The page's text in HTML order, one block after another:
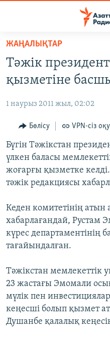
Skip
main
content
to
Navigation
Skip
to
Search
ҚАҢТАР ОҚИҒАСЫ
АДАМ ҚҰҚЫҚТАРЫ
ӘЛЕУМЕТ
ӘЛЕМ
АРНАЙЫ ЖОБАЛАР
Русский
ЖАЗЫЛЫҢЫЗ
Басқа тілдерде
ЖАҢАЛЫҚТАР
Тәжік
қызметіне
1 наурыз 2011 жыл, 02:02
Бөлісу VPN-сіз оқу
Бүгін Тәжікстан
үлкен баласы
жоғарғы қызметке
тәжік редакциясы
Кеден комитетінің атын
хабарлағандай, Рустам
күрес департаментінің
тағайындалған.
Тәжікстан мемлекеттік
23 жастағы Эмомали
мүлік пен
кеңесші болып қызмет
Душанбе қалалық